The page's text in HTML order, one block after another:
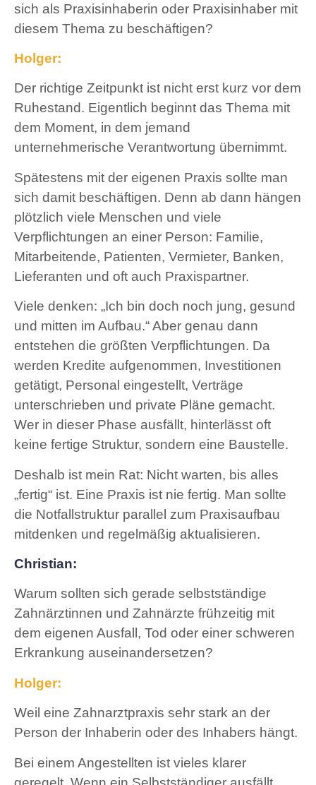
sich als Praxisinhaberin oder Praxisinhaber mit
diesem Thema zu beschäftigen?
Holger:
Der richtige Zeitpunkt ist nicht erst kurz vor dem
Ruhestand. Eigentlich beginnt das Thema mit
dem Moment, in dem jemand
unternehmerische Verantwortung übernimmt.
Spätestens mit der eigenen Praxis sollte man
sich damit beschäftigen. Denn ab dann hängen
plötzlich viele Menschen und viele
Verpflichtungen an einer Person: Familie,
Mitarbeitende, Patienten, Vermieter, Banken,
Lieferanten und oft auch Praxispartner.
Viele denken: „Ich bin doch noch jung, gesund
und mitten im Aufbau.“ Aber genau dann
entstehen die größten Verpflichtungen. Da
werden Kredite aufgenommen, Investitionen
getätigt, Personal eingestellt, Verträge
unterschrieben und private Pläne gemacht.
Wer in dieser Phase ausfällt, hinterlässt oft
keine fertige Struktur, sondern eine Baustelle.
Deshalb ist mein Rat: Nicht warten, bis alles
„fertig“ ist. Eine Praxis ist nie fertig. Man sollte
die Notfallstruktur parallel zum Praxisaufbau
mitdenken und regelmäßig aktualisieren.
Christian:
Warum sollten sich gerade selbstständige
Zahnärztinnen und Zahnärzte frühzeitig mit
dem eigenen Ausfall, Tod oder einer schweren
Erkrankung auseinandersetzen?
Holger:
Weil eine Zahnarztpraxis sehr stark an der
Person der Inhaberin oder des Inhabers hängt.
Bei einem Angestellten ist vieles klarer